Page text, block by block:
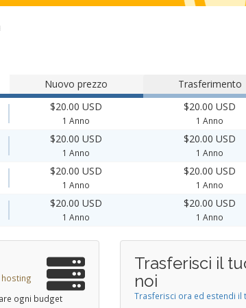
Nuovo prezzo Trasferimento
$20.00 USD
1 Anno
$20.00 USD
1 Anno
$20.00 USD
1 Anno
$20.00 USD
1 Anno
$20.00 USD
1 Anno
$20.00 USD
1 Anno
$20.00 USD
1 Anno
$20.00 USD
1 Anno
hosting
ogni budget
Trasferisci il
noi
Trasferisci ora ed estendi